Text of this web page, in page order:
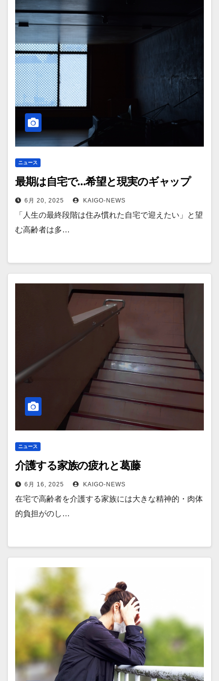
ニュース
最期は自宅で…希望と現実のギャップ
6月 20, 2025 KAIGO-NEWS
「人生の最終段階は住み慣れた自宅で迎えたい」と望
む高齢者は多…
ニュース
介護する家族の疲れと葛藤
6月 16, 2025 KAIGO-NEWS
在宅で高齢者を介護する家族には大きな精神的・肉体
的負担がのし…